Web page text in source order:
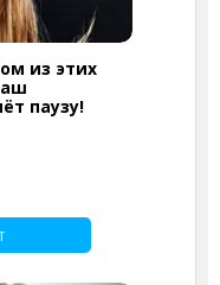
из этих
паузу!